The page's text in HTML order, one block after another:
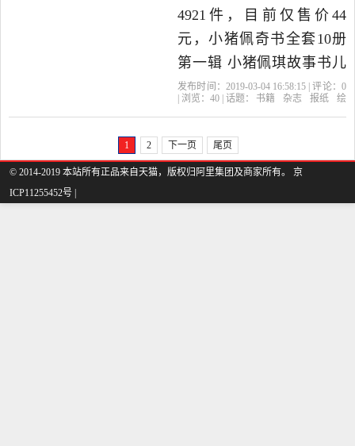
杂志,报纸当中性价比很高
的绘画（新），由福建 福
州发货。
4921件，目前仅售价44
元，小猪佩奇书全套10册
第一辑 小猪佩琪故事书儿
童绘本0-3-6周岁 幼儿英语
本早教书1-3岁 幼儿园小班
亲子漫画是2019年葫芦弟
弟图书专营店精选书籍,杂
志,报纸当中性价比很高的
发布时间：2019-03-04 16:58:15 | 评论： 0
| 浏览： 40 | 话题： 书籍 杂志 报纸
绘
1 2 下一页 尾页
© 2014-2019 本站所有正品来自天猫，版权归阿里集团及商家所有。 京
ICP11255452号 |